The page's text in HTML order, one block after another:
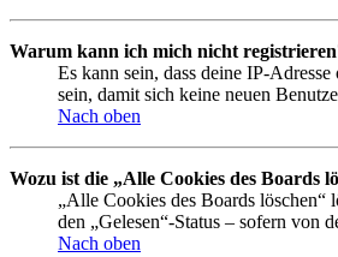
Warum kann ich mich nicht
Es kann sein, dass deine IP-
sein, damit sich keine neuen
Nach oben
Wozu ist die „Alle Cookies des Boards
„Alle Cookies des Boards löschen“
den „Gelesen“-Status – sofern von
Nach oben